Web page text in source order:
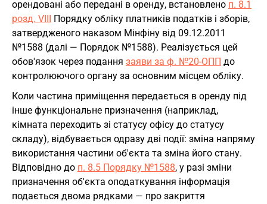
орендовані або передані в оренду, встановлено п. 8.1
розд. VIII Порядку обліку платників податків і зборів,
затвердженого наказом Мінфіну від 09.12.2011
№1588 (далі — Порядок №1588). Реалізується цей
обов'язок через подання заяви за ф. №20-ОПП до
контролюючого органу за основним місцем обліку.
Коли частина приміщення передається в оренду під
інше функціональне призначення (наприклад,
кімната переходить зі статусу офісу до статусу
складу), відбувається одразу дві події: зміна напряму
використання частини об'єкта та зміна його стану.
Відповідно до п. 8.5 Порядку №1588, у разі зміни
призначення об'єкта оподаткування інформація
подається двома рядками — про закриття